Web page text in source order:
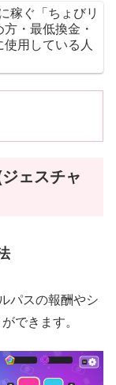
稼ぐ「ちょびリ
・最低換金・
用している人
ェスチャ
パスの報酬やシ
できます。